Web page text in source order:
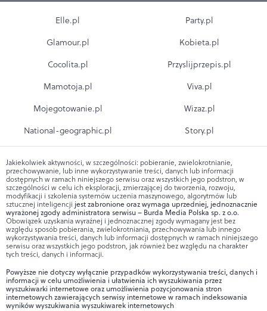
Elle.pl
Glamour.pl
Cocolita.pl
Mamotoja.pl
Mojegotowanie.pl
National-geographic.pl
Party.pl
Kobieta.pl
Przyslijprzepis.pl
Viva.pl
Wizaz.pl
Story.pl
Jakiekolwiek aktywności, w szczególności: pobieranie, zwielokrotnianie,
przechowywanie, lub inne wykorzystywanie treści, danych lub informacji
dostępnych w ramach niniejszego serwisu oraz wszystkich jego podstron, w
szczególności w celu ich eksploracji, zmierzającej do tworzenia, rozwoju,
modyfikacji i szkolenia systemów uczenia maszynowego, algorytmów lub
sztucznej inteligencji jest zabronione oraz wymaga uprzedniej, jednoznacznie
wyrażonej zgody administratora serwisu – Burda Media Polska sp. z o.o.
Obowiązek uzyskania wyraźnej i jednoznacznej zgody wymagany jest bez
względu sposób pobierania, zwielokrotniania, przechowywania lub innego
wykorzystywania treści, danych lub informacji dostępnych w ramach niniejszego
serwisu oraz wszystkich jego podstron, jak również bez względu na charakter
tych treści, danych i informacji.
Powyższe nie dotyczy wyłącznie przypadków wykorzystywania treści, danych i
informacji w celu umożliwienia i ułatwienia ich wyszukiwania przez
wyszukiwarki internetowe oraz umożliwienia pozycjonowania stron
internetowych zawierających serwisy internetowe w ramach indeksowania
wyników wyszukiwania wyszukiwarek internetowych